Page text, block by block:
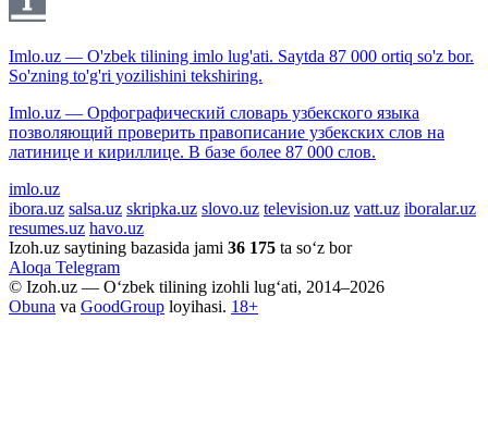
Imlo.uz — O'zbek tilining imlo lug'ati. Saytda 87 000 ortiq so'z bor.
So'zning to'g'ri yozilishini tekshiring.
Imlo.uz — Орфографический словарь узбекского языка
позволяющий проверить правописание узбекских слов на
латинице и кириллице. В базе более 87 000 слов.
imlo.uz
ibora.uz salsa.uz skripka.uz slovo.uz television.uz vatt.uz iboralar.uz
resumes.uz havo.uz
Izoh.uz saytining bazasida jami 36 175 ta so‘z bor
Aloqa Telegram
© Izoh.uz — O‘zbek tilining izohli lug‘ati, 2014–2026
Obuna va GoodGroup loyihasi. 18+